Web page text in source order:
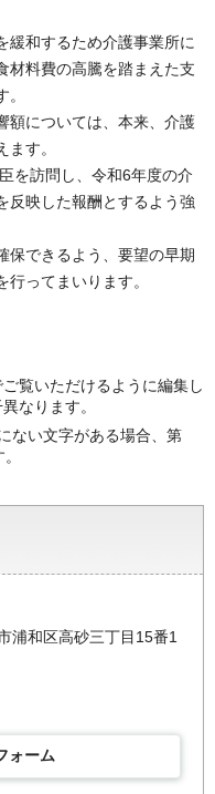
緩和するため介護事業所に
材料費の高騰を踏まえた支
額については、本来、介護
す。
を訪問し、令和6年度の介
反映した報酬とするよう強
保できるよう、要望の早期
ってまいります。
覧いただけるように編集し
なります。
ない文字がある場合、第
浦和区高砂三丁目15番1
ォーム